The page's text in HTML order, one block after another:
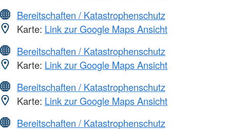
Bereitschaften / Katastrophenschutz
Karte: Link zur Google Maps Ansicht
Bereitschaften / Katastrophenschutz
Karte: Link zur Google Maps Ansicht
Bereitschaften / Katastrophenschutz
Karte: Link zur Google Maps Ansicht
Bereitschaften / Katastrophenschutz